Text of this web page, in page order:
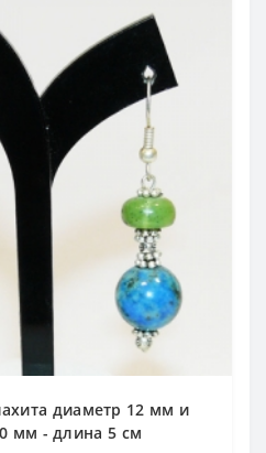
диаметр 12 мм и
мм - длина 5 см